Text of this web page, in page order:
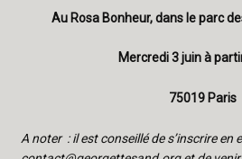
Au Rosa Bonheur, dans le parc
Mercredi 3 juin à
75019 Paris
A noter : il est conseillé de s’inscrire en